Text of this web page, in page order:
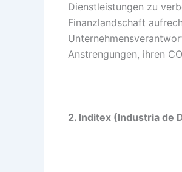
Dienstleistungen zu
Finanzlandschaft
Anstrengungen, ihren
2. Inditex (Industria de